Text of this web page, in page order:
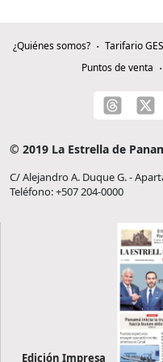
¿Quiénes somos? Tarifario
Puntos de venta
© 2019 La Estrella de
C/ Alejandro A. Duque G. -
Teléfono: +507 204-0000
Edición Impresa